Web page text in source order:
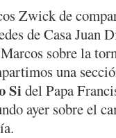
Zwick de
de Casa Juan
sobre la
una
Sidel Papa
ayer sobre el